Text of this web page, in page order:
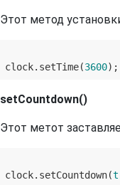
Этот метод
clock.setTime(3600);
setCountdown()
Этот метот
clock.setCountdown(